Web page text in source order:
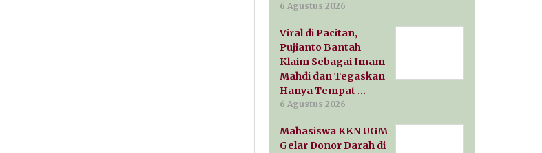
6 Agustus 2026
Viral di Pacitan,
Pujianto Bantah
Klaim Sebagai Imam
Mahdi dan Tegaskan
Hanya Tempat …
6 Agustus 2026
Mahasiswa KKN UGM
Gelar Donor Darah di